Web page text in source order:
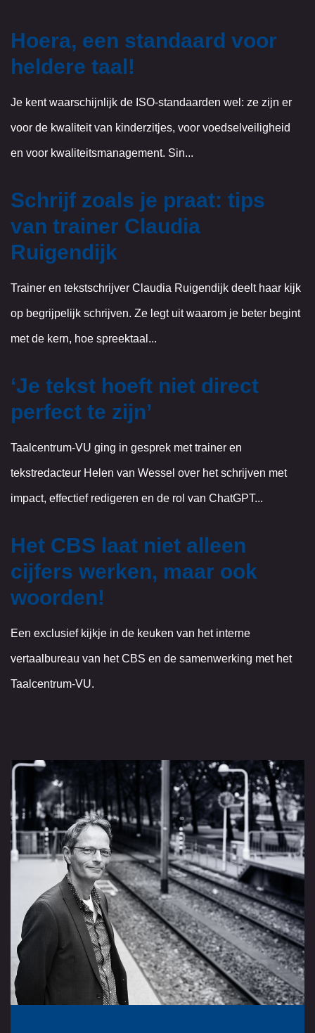
Hoera, een standaard voor
heldere taal!
Je kent waarschijnlijk de ISO-standaarden wel: ze zijn er
voor de kwaliteit van kinderzitjes, voor voedselveiligheid
en voor kwaliteitsmanagement. Sin...
Schrijf zoals je praat: tips
van trainer Claudia
Ruigendijk
Trainer en tekstschrijver Claudia Ruigendijk deelt haar kijk
op begrijpelijk schrijven. Ze legt uit waarom je beter begint
met de kern, hoe spreektaal...
‘Je tekst hoeft niet direct
perfect te zijn’
Taalcentrum-VU ging in gesprek met trainer en
tekstredacteur Helen van Wessel over het schrijven met
impact, effectief redigeren en de rol van ChatGPT...
Het CBS laat niet alleen
cijfers werken, maar ook
woorden!
Een exclusief kijkje in de keuken van het interne
vertaalbureau van het CBS en de samenwerking met het
Taalcentrum-VU.